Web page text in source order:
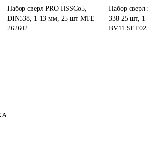
Набор сверл PRO HSSCo5,
DIN338, 1-13 мм, 25 шт MTE
262602
Набор сверл
338 25 шт, 1-
BV11 SET025